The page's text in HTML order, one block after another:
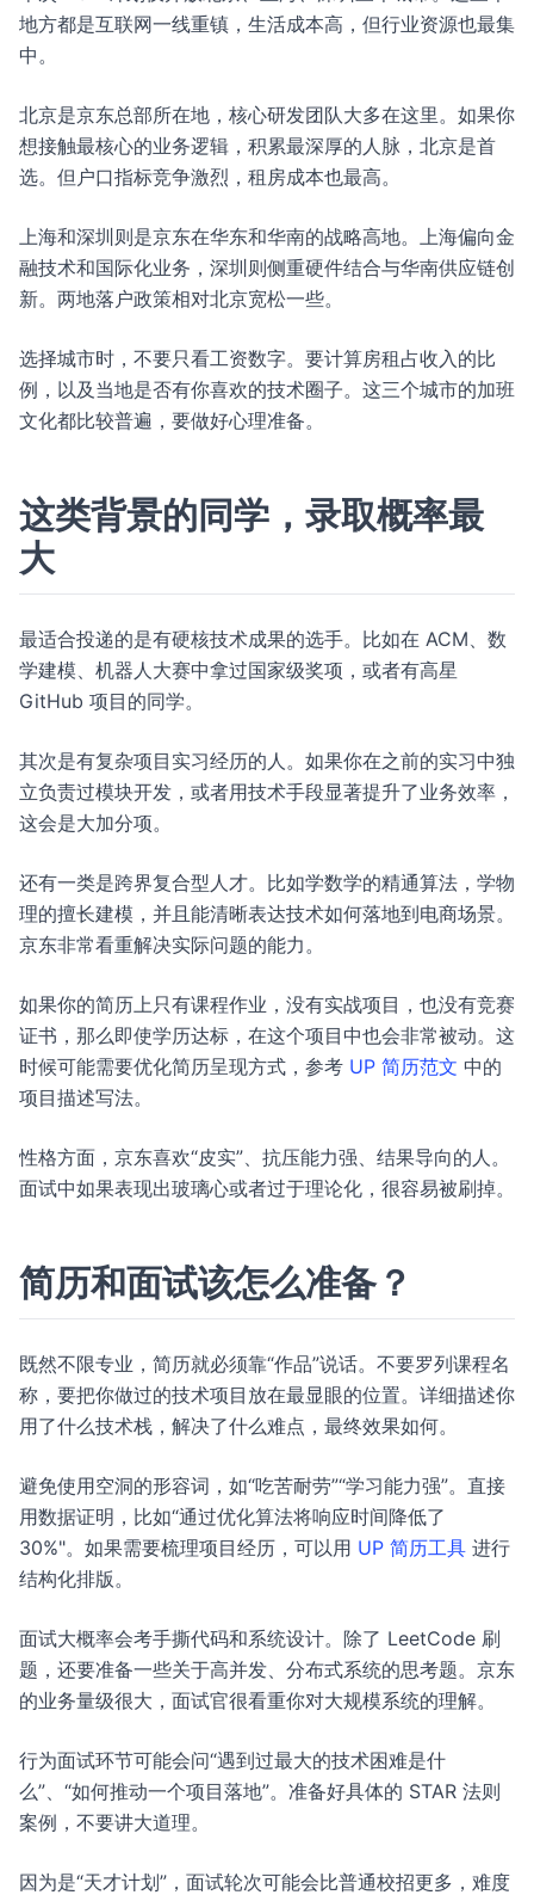
地方都是互联网一线重镇，生活成本高，但行业资源也最集
中。
北京是京东总部所在地，核心研发团队大多在这里。如果你
想接触最核心的业务逻辑，积累最深厚的人脉，北京是首
选。但户口指标竞争激烈，租房成本也最高。
上海和深圳则是京东在华东和华南的战略高地。上海偏向金
融技术和国际化业务，深圳则侧重硬件结合与华南供应链创
新。两地落户政策相对北京宽松一些。
选择城市时，不要只看工资数字。要计算房租占收入的比
例，以及当地是否有你喜欢的技术圈子。这三个城市的加班
文化都比较普遍，要做好心理准备。
这类背景的同学，录取概率最
大
最适合投递的是有硬核技术成果的选手。比如在 ACM、数
学建模、机器人大赛中拿过国家级奖项，或者有高星
GitHub 项目的同学。
其次是有复杂项目实习经历的人。如果你在之前的实习中独
立负责过模块开发，或者用技术手段显著提升了业务效率，
这会是大加分项。
还有一类是跨界复合型人才。比如学数学的精通算法，学物
理的擅长建模，并且能清晰表达技术如何落地到电商场景。
京东非常看重解决实际问题的能力。
如果你的简历上只有课程作业，没有实战项目，也没有竞赛
证书，那么即使学历达标，在这个项目中也会非常被动。这
时候可能需要优化简历呈现方式，参考 UP 简历范文 中的
项目描述写法。
性格方面，京东喜欢“皮实”、抗压能力强、结果导向的人。
面试中如果表现出玻璃心或者过于理论化，很容易被刷掉。
简历和面试该怎么准备？
既然不限专业，简历就必须靠“作品”说话。不要罗列课程名
称，要把你做过的技术项目放在最显眼的位置。详细描述你
用了什么技术栈，解决了什么难点，最终效果如何。
避免使用空洞的形容词，如“吃苦耐劳”“学习能力强”。直接
用数据证明，比如“通过优化算法将响应时间降低了
30%"。如果需要梳理项目经历，可以用 UP 简历工具 进行
结构化排版。
面试大概率会考手撕代码和系统设计。除了 LeetCode 刷
题，还要准备一些关于高并发、分布式系统的思考题。京东
的业务量级很大，面试官很看重你对大规模系统的理解。
行为面试环节可能会问“遇到过最大的技术困难是什
么”、“如何推动一个项目落地”。准备好具体的 STAR 法则
案例，不要讲大道理。
因为是“天才计划”，面试轮次可能会比普通校招更多，难度